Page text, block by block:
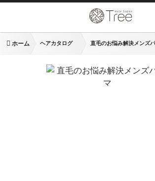
ホーム ヘアカタログ 直毛のお悩み解決メンズ